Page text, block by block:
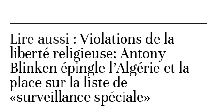
Lire aussi :Violations de la
liberté religieuse: Antony
Blinken épingle l’Algérie et la
place sur la liste de
«surveillance spéciale»